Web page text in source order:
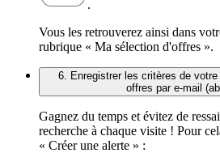
.
Vous les retrouverez ainsi dans
rubrique « Ma sélection d'offres ».
6. Enregistrer les critères de
offres par e-mail
Gagnez du temps et évitez de
recherche à chaque visite ! Pour
« Créer une alerte » :